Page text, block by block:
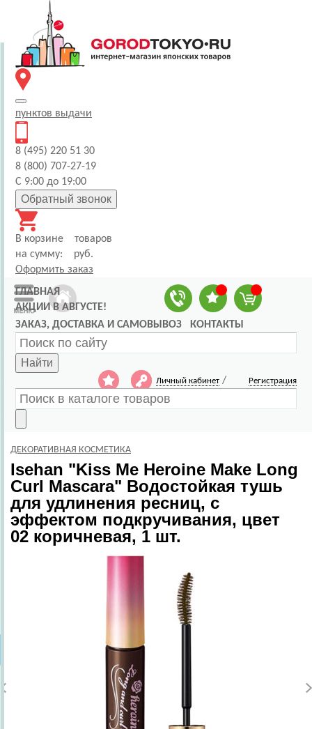
пунктов выдачи
8 (495) 220 51 30
8 (800) 707-27-19
С 9:00 до 19:00
Обратный звонок
В корзине
товаров
на сумму:
руб.
Оформить заказ
ГЛАВНАЯ
АКЦИИ В АВГУСТЕ!
ЗАКАЗ, ДОСТАВКА И САМОВЫВОЗ
КОНТАКТЫ
Найти
Личный кабинет / Регистрация
ДЕКОРАТИВНАЯ КОСМЕТИКА
Isehan "Kiss Me Heroine Make Long
Curl Mascara" Водостойкая тушь
для удлинения ресниц, с
эффектом подкручивания, цвет
02 коричневая, 1 шт.